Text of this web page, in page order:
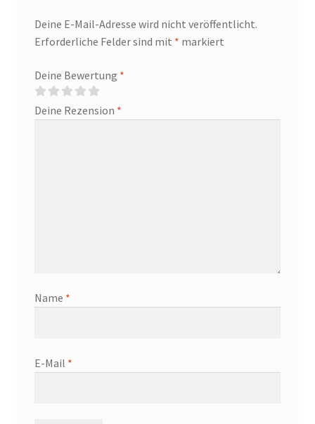
Deine E-Mail-Adresse wird nicht veröffentlicht.
Erforderliche Felder sind mit * markiert
Deine Bewertung *
Deine Rezension *
Name *
E-Mail *